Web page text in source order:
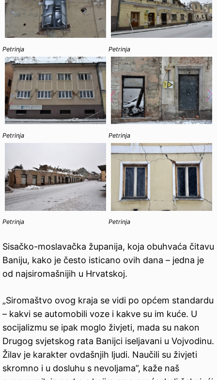
Petrinja Petrinja
Petrinja Petrinja
Petrinja Petrinja
Sisačko-moslavačka županija, koja obuhvaća čitavu
Baniju, kako je često isticano ovih dana – jedna je
od najsiromašnijih u Hrvatskoj.
„Siromaštvo ovog kraja se vidi po općem standardu
– kakvi se automobili voze i kakve su im kuće. U
socijalizmu se ipak moglo živjeti, mada su nakon
Drugog svjetskog rata Banijci iseljavani u Vojvodinu.
Žilav je karakter ovdašnjih ljudi. Naučili su živjeti
skromno i u dosluhu s nevoljama”, kaže naš